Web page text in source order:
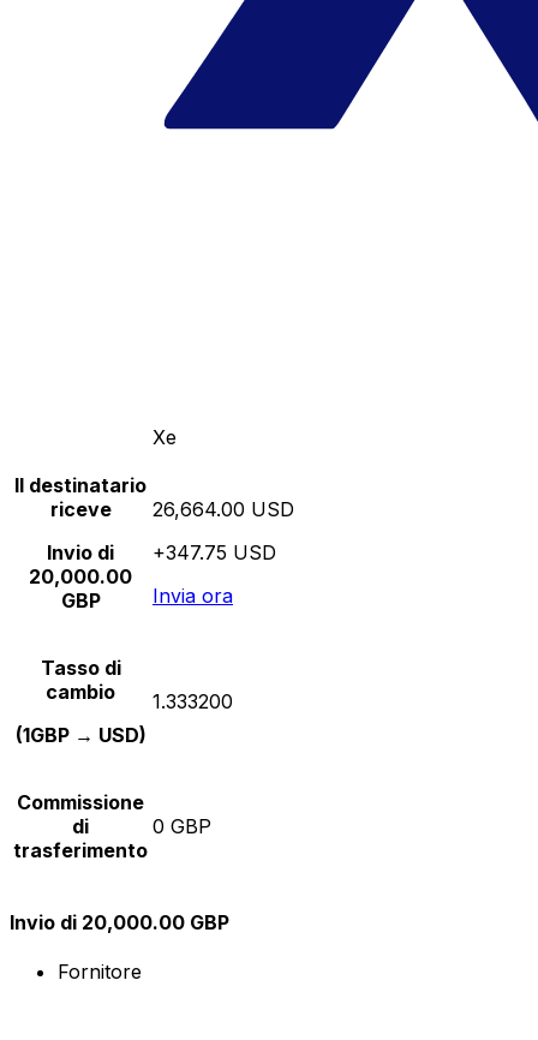
Xe
Il destinatario
riceve
Invio di
20,000.00
GBP
26,664.00 USD
+347.75 USD
Invia ora
Tasso di
cambio
(1GBP → USD)
1.333200
Commissione
di
trasferimento
0 GBP
Invio di 20,000.00 GBP
Fornitore